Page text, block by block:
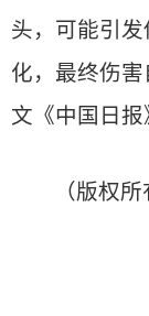
头，可能引
化，最终伤
文《中国日报
（版权